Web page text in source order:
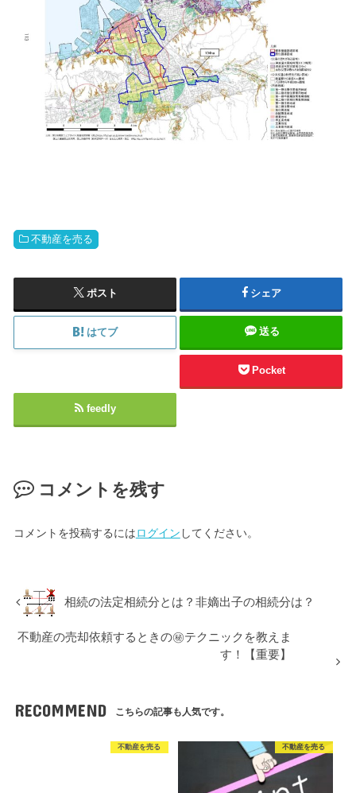
不動産を売る
ポスト シェア
はてブ 送る
Pocket
feedly
コメントを残す
コメントを投稿するにはログイン してください。
相続の法定相続分とは？非嫡出子の相続分は？
不動産の売却依頼するときの㊙テクニックを教えま
す！【重要】
RECOMMEND こちらの記事も人気です。
不動産を売る 不動産を売る